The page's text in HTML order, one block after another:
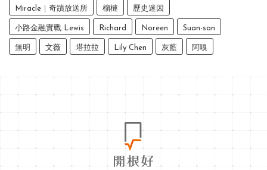
Miracle｜奇蹟放送所 榴槤 歷史迷因
小路金融實戰 Lewis Richard Noreen Suan-san
無明 文薇 塔拉拉 Lily Chen 灰藍 阿嗅